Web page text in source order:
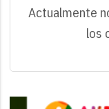
Actualmente
los